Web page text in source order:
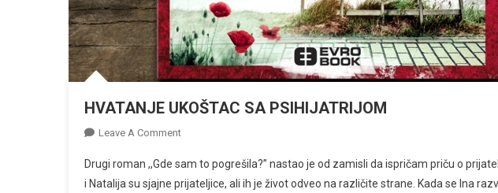
HVATANJE UKOŠTAC SA PSIHIJATRIJOM
Leave A CommentOn
UKOŠTAC
SA
Drugi roman ,,Gde sam to pogrešila?” nastao je od zamisli da ispričam priču o
i Natalija su sjajne prijateljice, ali ih je život odveo na različite strane. Kada se Ina